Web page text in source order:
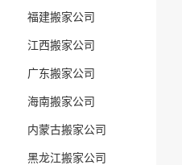
福建搬家公司
江西搬家公司
广东搬家公司
海南搬家公司
内蒙古搬家公司
黑龙江搬家公司